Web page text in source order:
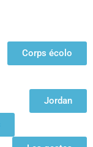
Corps écolo
Jordan